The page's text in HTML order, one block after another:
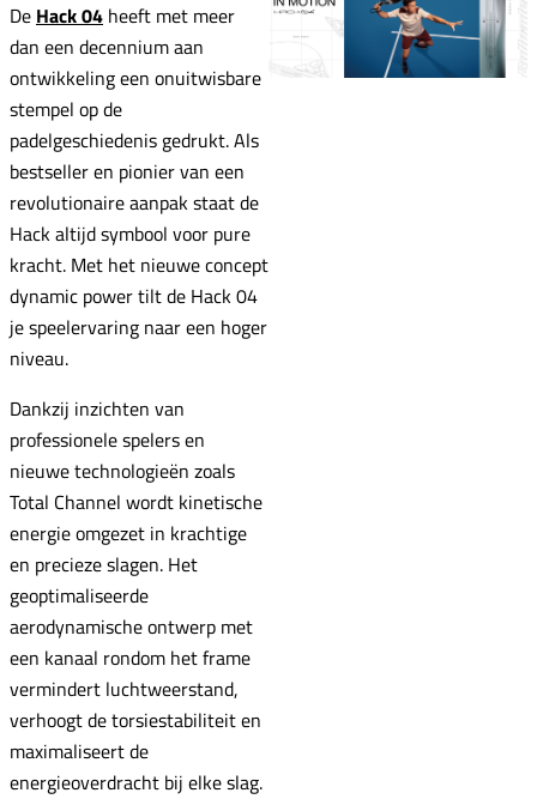
De Hack 04 heeft met meer
dan een decennium aan
ontwikkeling een onuitwisbare
stempel op de
padelgeschiedenis gedrukt. Als
bestseller en pionier van een
revolutionaire aanpak staat de
Hack altijd symbool voor pure
kracht. Met het nieuwe concept
dynamic power tilt de Hack 04
je speelervaring naar een hoger
niveau.
Dankzij inzichten van
professionele spelers en
nieuwe technologieën zoals
Total Channel wordt kinetische
energie omgezet in krachtige
en precieze slagen. Het
geoptimaliseerde
aerodynamische ontwerp met
een kanaal rondom het frame
vermindert luchtweerstand,
verhoogt de torsiestabiliteit en
maximaliseert de
energieoverdracht bij elke slag.